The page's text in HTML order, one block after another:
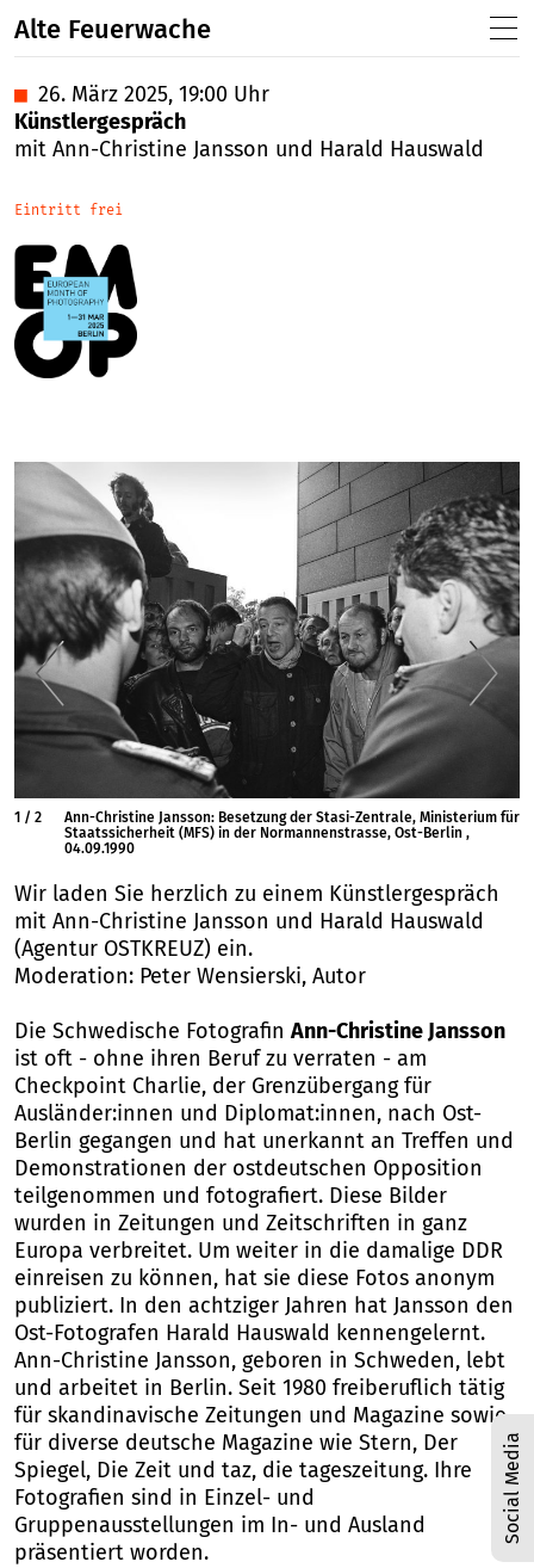
Alte Feuerwache
Social Media
■ 26. März 2025, 19:00 Uhr
Künstlergespräch
mit Ann-Christine Jansson und Harald Hauswald
Eintritt frei
Ann-Christine Jansson: Besetzung der Stasi-Zentrale, Ministerium für
Staatssicherheit (MFS) in der Normannenstrasse, Ost-Berlin ,
04.09.1990
1 / 2
Wir laden Sie herzlich zu einem Künstlergespräch
mit Ann-Christine Jansson und Harald Hauswald
(Agentur OSTKREUZ) ein.
Moderation: Peter Wensierski, Autor
Die Schwedische FotografinAnn-Christine Jansson
ist oft - ohne ihren Beruf zu verraten - am
Checkpoint Charlie, der Grenzübergang für
Ausländer:innen und Diplomat:innen, nach Ost-
Berlin gegangen und hat unerkannt an Treffen und
Demonstrationen der ostdeutschen Opposition
teilgenommen und fotografiert. Diese Bilder
wurden in Zeitungen und Zeitschriften in ganz
Europa verbreitet. Um weiter in die damalige DDR
einreisen zu können, hat sie diese Fotos anonym
publiziert. In den achtziger Jahren hat Jansson den
Ost-Fotografen Harald Hauswald kennengelernt.
Ann-Christine Jansson, geboren in Schweden, lebt
und arbeitet in Berlin. Seit 1980 freiberuflich tätig
für skandinavische Zeitungen und Magazine sowie
für diverse deutsche Magazine wie Stern, Der
Spiegel, Die Zeit und taz, die tageszeitung. Ihre
Fotografien sind in Einzel- und
Gruppenausstellungen im In- und Ausland
präsentiert worden.